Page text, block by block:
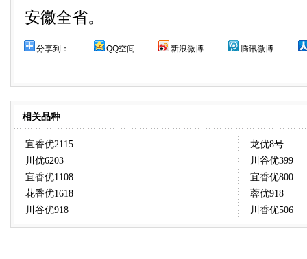
安徽全省。
分享到： QQ空间 新浪微博 腾讯微博
相关品种
宜香优2115
川优6203
宜香优1108
花香优1618
川谷优918
龙优8号
川谷优399
宜香优800
蓉优918
川香优506